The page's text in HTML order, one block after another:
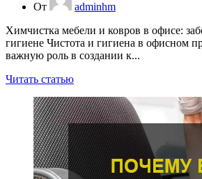
От
adminhm
Химчистка мебели и ковров в офисе:
гигиене Чистота и гигиена в офисном
важную роль в создании к...
Читать статью